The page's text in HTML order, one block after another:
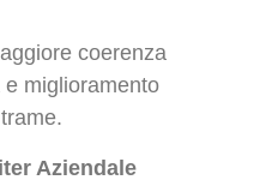
coerenza
miglioramento
Aziendale